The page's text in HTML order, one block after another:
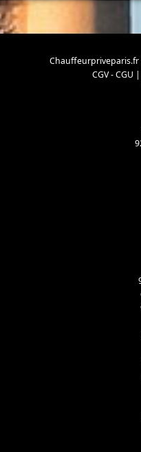
Chauffeurpriveparis.fr
CGV - CGU |